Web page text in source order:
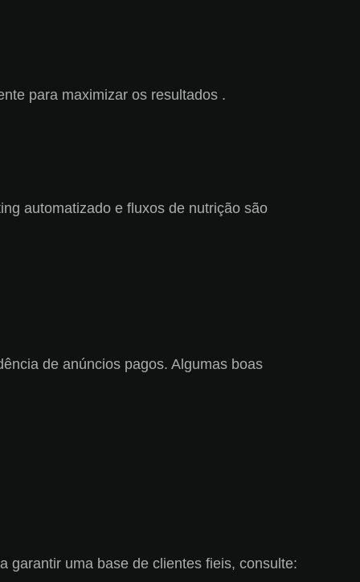
para maximizar os resultados .
automatizado e fluxos de nutrição são
de anúncios pagos. Algumas boas
garantir uma base de clientes fieis, consulte: